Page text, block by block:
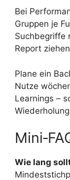
Bei
Gruppen je
Suchbegriffe
Report
Plane ein
Nutze
Learnings –
Wie lang